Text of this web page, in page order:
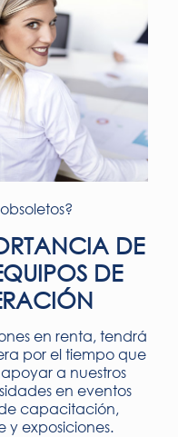
DE
DE
en renta, tendrá
por el tiempo que
a nuestros
en eventos
capacitación,
y exposiciones.